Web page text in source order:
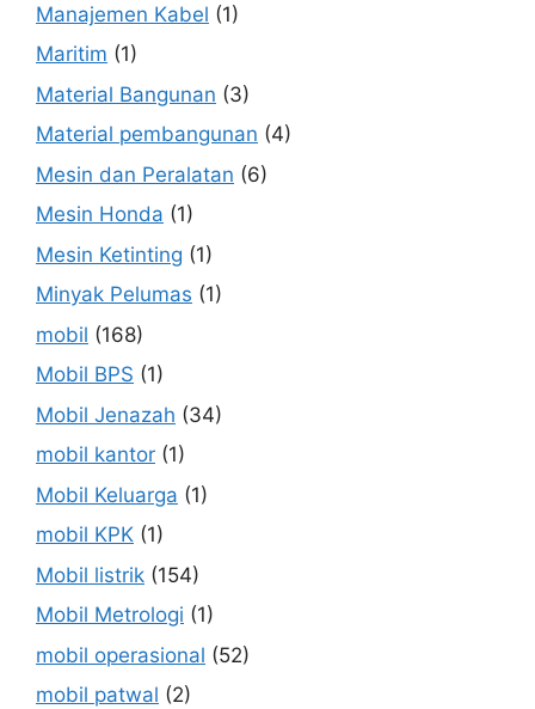
Manajemen Kabel (1)
Maritim (1)
Material Bangunan (3)
Material pembangunan (4)
Mesin dan Peralatan (6)
Mesin Honda (1)
Mesin Ketinting (1)
Minyak Pelumas (1)
mobil (168)
Mobil BPS (1)
Mobil Jenazah (34)
mobil kantor (1)
Mobil Keluarga (1)
mobil KPK (1)
Mobil listrik (154)
Mobil Metrologi (1)
mobil operasional (52)
mobil patwal (2)